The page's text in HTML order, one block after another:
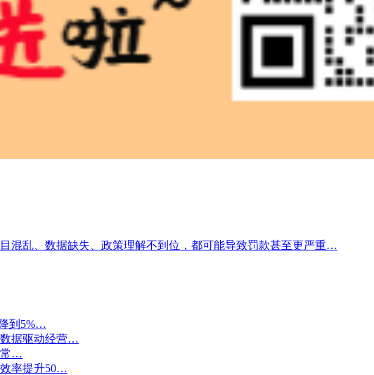
混乱、数据缺失、政策理解不到位，都可能导致罚款甚至更严重…
到5%…
据驱动经营…
常…
率提升50…